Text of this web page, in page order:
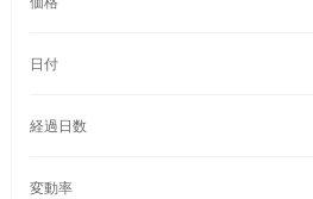
日付
経過日数
変動率